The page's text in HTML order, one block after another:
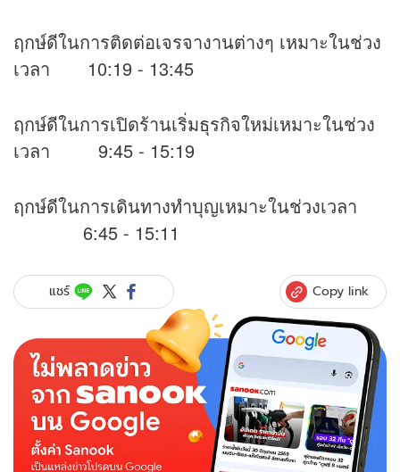
ฤกษ์ดีในการติดต่อเจรจางานต่างๆ เหมาะในช่วง
เวลา 10:19 - 13:45
ฤกษ์ดีในการเปิดร้านเริ่มธุรกิจใหม่เหมาะในช่วง
เวลา 9:45 - 15:19
ฤกษ์ดีในการเดินทางทำบุญเหมาะในช่วงเวลา
6:45 - 15:11
แชร์ Copy link